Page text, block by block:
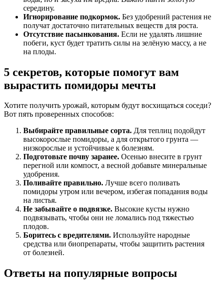
середину.
Игнорирование подкормок. Без удобрений растения не
получат достаточно питательных веществ для роста.
Отсутствие пасынкования. Если не удалять лишние
побеги, куст будет тратить силы на зелёную массу, а не
на плоды.
5 секретов, которые помогут вам
вырастить помидоры мечты
Хотите получить урожай, которым будут восхищаться соседи?
Вот пять проверенных способов:
Выбирайте правильные сорта. Для теплиц подойдут
высокорослые помидоры, а для открытого грунта —
низкорослые и устойчивые к болезням.
Подготовьте почву заранее. Осенью внесите в грунт
перегной или компост, а весной добавьте минеральные
удобрения.
Поливайте правильно. Лучше всего поливать
помидоры утром или вечером, избегая попадания воды
на листья.
Не забывайте о подвязке. Высокие кусты нужно
подвязывать, чтобы они не ломались под тяжестью
плодов.
Боритесь с вредителями. Используйте народные
средства или биопрепараты, чтобы защитить растения
от болезней.
Ответы на популярные вопросы